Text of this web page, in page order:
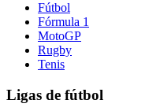
Fútbol
Fórmula 1
MotoGP
Rugby
Tenis
Ligas de fútbol